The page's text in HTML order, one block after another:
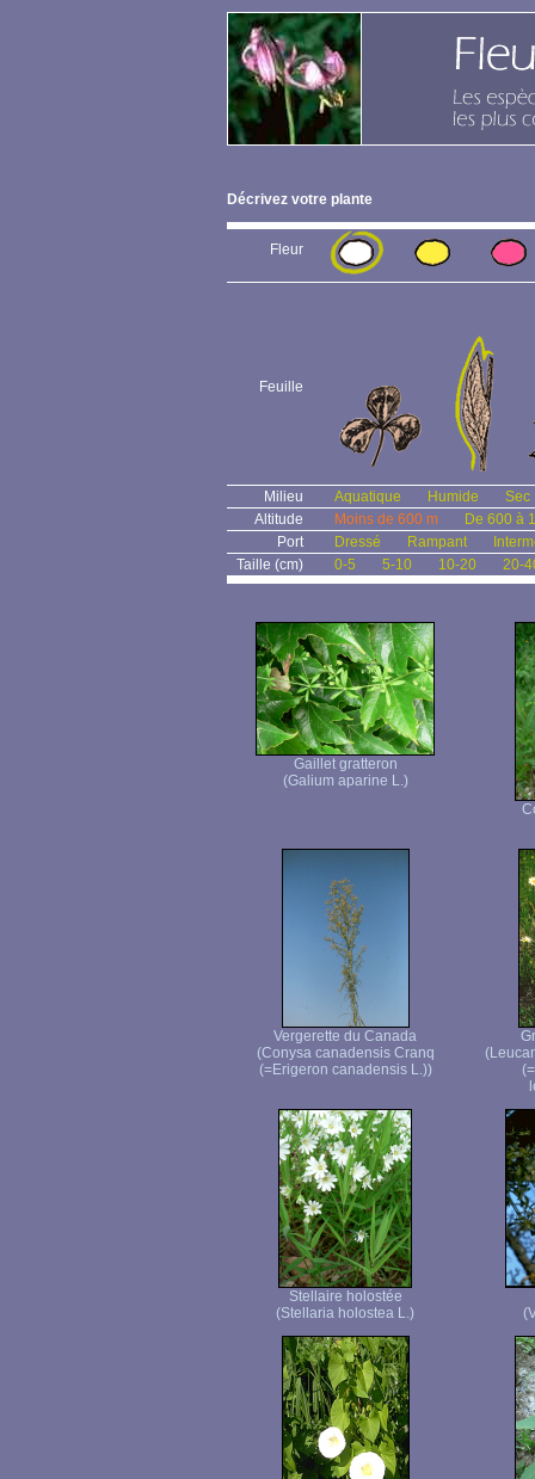
Décrivez votre plante
Fleur
Feuille
Milieu Aquatique Humide
Sec
Altitude
Moins de 600 m
De 600 à
Port
Dressé Rampant
Taille (cm)
0-5 5-10 10-20 20-
Gaillet gratteron
(Galium aparine L.)
Vergerette du Canada
(Conysa canadensis Cranq
(=Erigeron canadensis L.))
Stellaire holostée
(Stellaria holostea L.)